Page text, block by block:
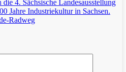
4. Sächsische Landesausstellung
Jahre Industriekultur in Sachsen.
Radweg